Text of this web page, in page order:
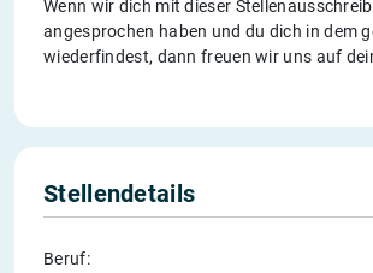
Wenn wir dich mit dieser
angesprochen haben und du dich in dem
wiederfindest, dann freuen wir uns auf
Stellendetails
Beruf: